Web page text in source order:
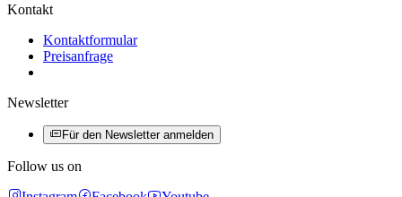
Kontakt
Kontaktformular
Preisanfrage
Newsletter
Für den Newsletter anmelden
Follow us on